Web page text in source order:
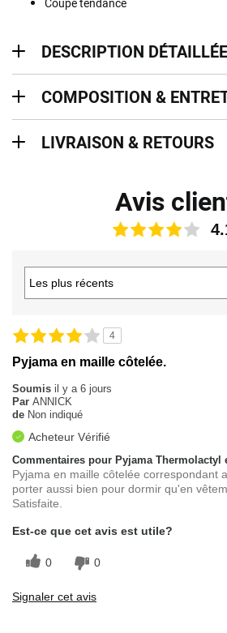
DESCRIPTION DÉTAILLÉE
COMPOSITION &
LIVRAISON & RETOURS
Avis
4
Pyjama en maille côtelée.
Soumis il y a 6 jours
Par ANNICK
de Non indiqué
Acheteur Vérifié
Commentaires pour Pyjama Thermolactyl
Pyjama en maille côtelée correspondant
porter aussi bien pour dormir qu'en
Satisfaite.
Est-ce que cet avis est utile?
0 0
Signaler cet avis